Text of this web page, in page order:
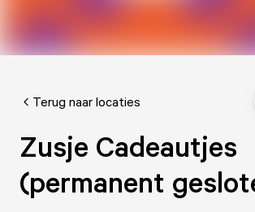
Terug naar locaties
Zusje Cadeautjes
(permanent